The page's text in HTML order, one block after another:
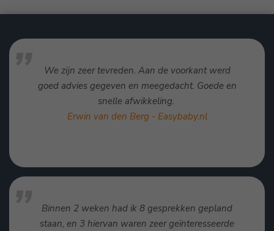
We zijn zeer tevreden. Aan de voorkant werd
goed advies gegeven en meegedacht. Goede en
snelle afwikkeling.
Erwin van den Berg - Easybaby.nl
Binnen 2 weken had ik 8 gesprekken gepland
staan, en 3 hiervan waren zeer geïnteresseerde